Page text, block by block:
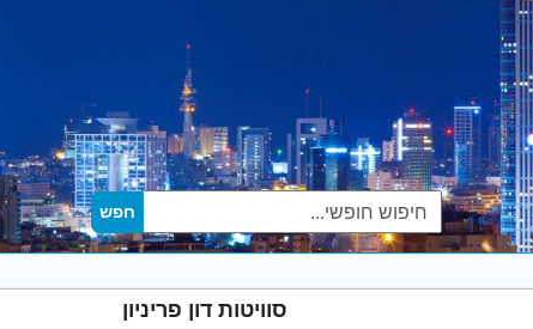
סוויטות דון פריניון